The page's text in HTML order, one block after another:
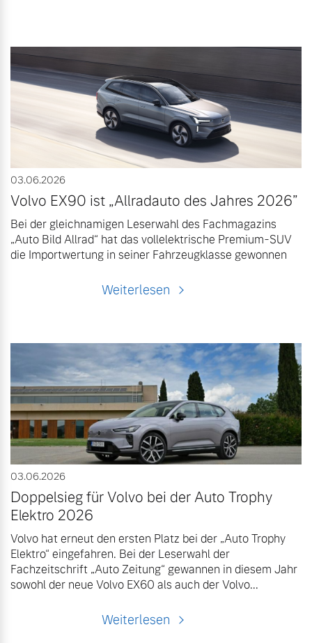
03.06.2026
Volvo EX90 ist „Allradauto des Jahres 2026”
Bei der gleichnamigen Leserwahl des Fachmagazins
„Auto Bild Allrad“ hat das vollelektrische Premium-SUV
die Importwertung in seiner Fahrzeugklasse gewonnen
Weiterlesen
03.06.2026
Doppelsieg für Volvo bei der Auto Trophy
Elektro 2026
Volvo hat erneut den ersten Platz bei der „Auto Trophy
Elektro“ eingefahren. Bei der Leserwahl der
Fachzeitschrift „Auto Zeitung“ gewannen in diesem Jahr
sowohl der neue Volvo EX60 als auch der Volvo...
Weiterlesen